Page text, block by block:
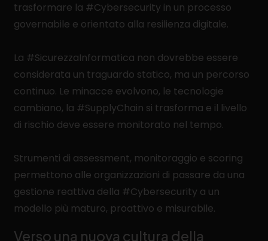
trasformare la #Cybersecurity in un processo
governabile e orientato alla resilienza digitale.
La #SicurezzaInformatica non dovrebbe essere
considerata un traguardo statico, ma un percorso
continuo. Le minacce evolvono, le tecnologie
cambiano, la #SupplyChain si trasforma e il livello
di rischio deve essere monitorato nel tempo.
Strumenti di assessment, monitoraggio e scoring
permettono alle organizzazioni di passare da una
gestione reattiva della #Cybersecurity a un
modello più maturo, proattivo e misurabile.
Verso una nuova cultura della